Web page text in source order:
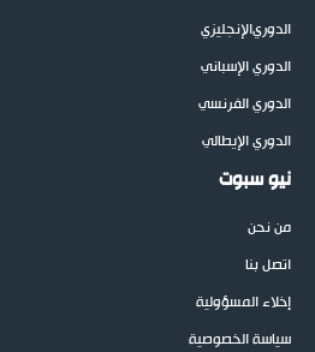
الدوريالإنجليزي
الدوري الإسباني
الدوري الفرنسي
الدوري الإيطالي
نيو سبوت
من نحن
اتصل بنا
إخلاء المسؤولية
سياسة الخصوصية